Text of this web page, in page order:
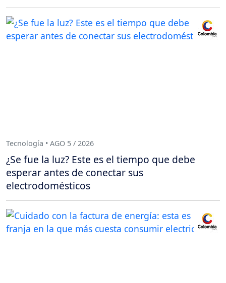
Tecnología • AGO 5 / 2026
¿Se fue la luz? Este es el tiempo que debe
esperar antes de conectar sus
electrodomésticos